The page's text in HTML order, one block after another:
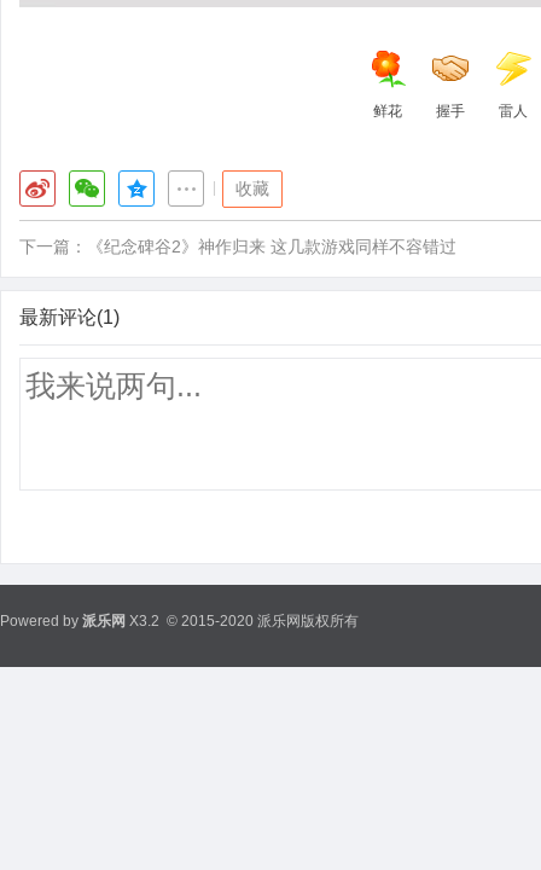
鲜花 握手 雷人
收藏
下一篇： 《纪念碑谷2》神作归来 这几款游戏同样不容错过
最新评论(1)
Powered by 派乐网 X3.2 © 2015-2020 派乐网版权所有